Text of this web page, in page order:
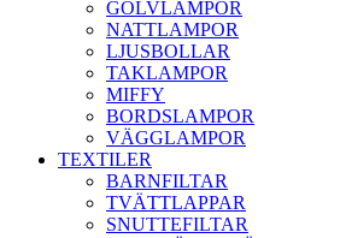
GOLVLAMPOR
NATTLAMPOR
LJUSBOLLAR
TAKLAMPOR
MIFFY
BORDSLAMPOR
VÄGGLAMPOR
TEXTILER
BARNFILTAR
TVÄTTLAPPAR
SNUTTEFILTAR